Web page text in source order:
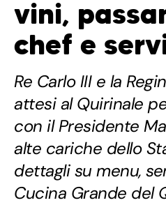
vini,
chef e
Re Carlo III e la
attesi al Quirinale
con il Presidente
alte cariche dello
dettagli su menu,
Cucina Grande del